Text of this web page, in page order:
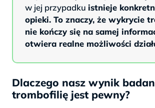
w jej przypadku istnieje
opieki. To znaczy, że wykrycie
nie kończy się na samej
otwiera realne możliwości
Dlaczego nasz wynik
trombofilię jest pewny?